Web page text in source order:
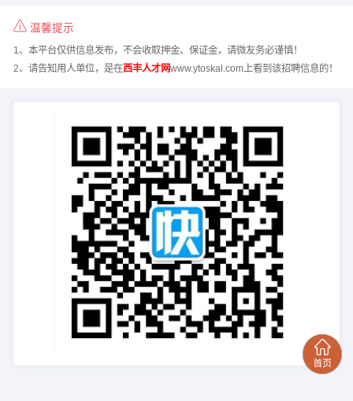
温馨提示
1、本平台仅供信息发布，不会收取押金、保证金，请微友务必谨慎！
2、请告知用人单位，是在西丰人才网www.ytoskal.com上看到该招聘信息的！